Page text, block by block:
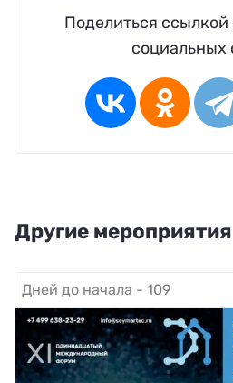
Поделиться ссылкой
социальных
Другие мероприятия
Дней до начала - 109